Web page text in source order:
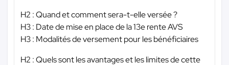
H2 : Quand et comment sera-t-elle versée ?
H3 : Date de mise en place de la 13e rente AVS
H3 : Modalités de versement pour les bénéficiaires
H2 : Quels sont les avantages et les limites de cette